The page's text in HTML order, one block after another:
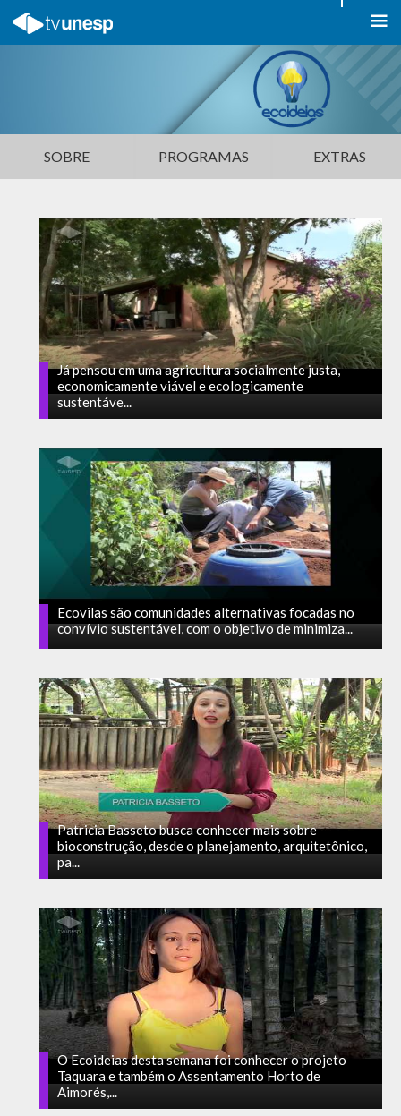
SOBRE PROGRAMAS EXTRAS
Já pensou em uma agricultura socialmente justa,
economicamente viável e ecologicamente
sustentáve...
Ecovilas são comunidades alternativas focadas no
convívio sustentável, com o objetivo de minimiza...
Patricia Basseto busca conhecer mais sobre
bioconstrução, desde o planejamento, arquitetônico,
pa...
O Ecoideias desta semana foi conhecer o projeto
Taquara e também o Assentamento Horto de
Aimorés,...